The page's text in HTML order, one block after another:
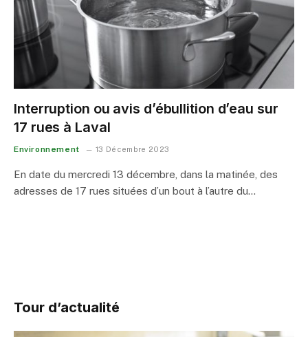
Interruption ou avis d’ébullition d’eau sur
17 rues à Laval
Environnement 13 Décembre 2023
En date du mercredi 13 décembre, dans la matinée, des
adresses de 17 rues situées d’un bout à l’autre du…
Tour d’actualité